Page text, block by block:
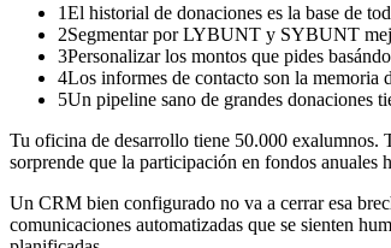
1El historial de donaciones es la base de
2Segmentar por LYBUNT y SYBUNT
3Personalizar los montos que pides
4Los informes de contacto son la memoria
5Un pipeline sano de grandes donaciones
Tu oficina de desarrollo tiene 50.000 exalumnos.
sorprende que la participación en fondos anuales
Un CRM bien configurado no va a cerrar esa
comunicaciones automatizadas que se sienten